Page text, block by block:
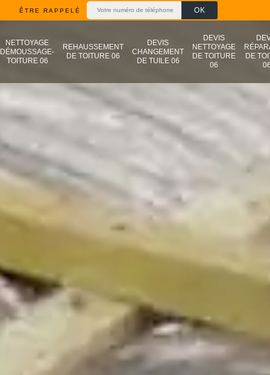
ÊTRE RAPPELÉ
NETTOYAGE
DÉMOUSSAGE-
TOITURE 06
REHAUSSEMENT
DE TOITURE 06
DEVIS
CHANGEMENT
DE TUILE 06
DEVIS
NETTOYAGE
DE TOITURE
06
DE